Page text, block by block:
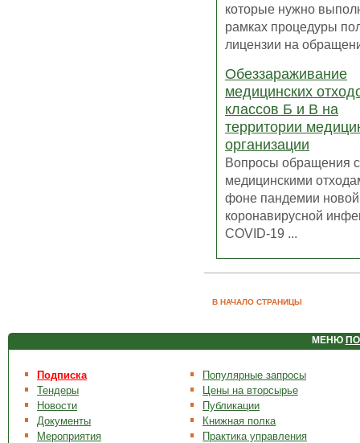
которые нужно
рамках процедуры
лицензии на
Обеззараживание
медицинских
классов Б и В на
территории
организации
Вопросы обращения с
медицинскими
фоне пандемии новой
коронавирусной
COVID-19 ...
В НАЧАЛО СТРАНИЦЫ
МЕНЮ
Подписка
Тендеры
Новости
Документы
Мероприятия
Популярные запросы
Цены на вторсырье
Публикации
Книжная полка
Практика управления